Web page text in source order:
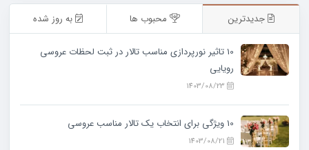
جدیدترین محبوب ها به روز شده
10 تاثیر نورپردازی مناسب تالار در ثبت لحظات عروسی
رویایی
10 ویژگی‌ برای انتخاب یک تالار مناسب عروسی